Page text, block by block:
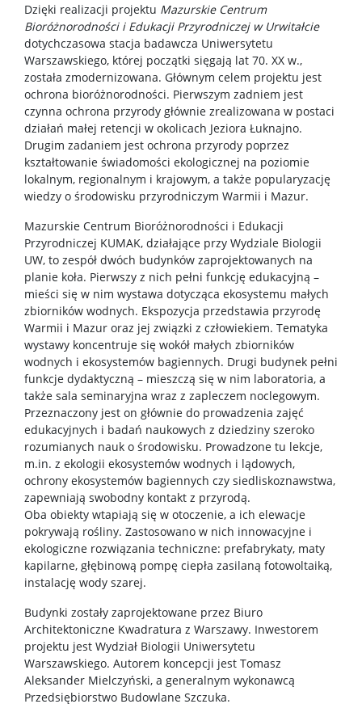
Dzięki realizacji projektu Mazurskie Centrum
Bioróżnorodności i Edukacji Przyrodniczej w Urwitałcie
dotychczasowa stacja badawcza Uniwersytetu
Warszawskiego, której początki sięgają lat 70. XX w.,
została zmodernizowana. Głównym celem projektu jest
ochrona bioróżnorodności. Pierwszym zadniem jest
czynna ochrona przyrody głównie zrealizowana w postaci
działań małej retencji w okolicach Jeziora Łuknajno.
Drugim zadaniem jest ochrona przyrody poprzez
kształtowanie świadomości ekologicznej na poziomie
lokalnym, regionalnym i krajowym, a także popularyzację
wiedzy o środowisku przyrodniczym Warmii i Mazur.
Mazurskie Centrum Bioróżnorodności i Edukacji
Przyrodniczej KUMAK, działające przy Wydziale Biologii
UW, to zespół dwóch budynków zaprojektowanych na
planie koła. Pierwszy z nich pełni funkcję edukacyjną –
mieści się w nim wystawa dotycząca ekosystemu małych
zbiorników wodnych. Ekspozycja przedstawia przyrodę
Warmii i Mazur oraz jej związki z człowiekiem. Tematyka
wystawy koncentruje się wokół małych zbiorników
wodnych i ekosystemów bagiennych. Drugi budynek pełni
funkcje dydaktyczną – mieszczą się w nim laboratoria, a
także sala seminaryjna wraz z zapleczem noclegowym.
Przeznaczony jest on głównie do prowadzenia zajęć
edukacyjnych i badań naukowych z dziedziny szeroko
rozumianych nauk o środowisku. Prowadzone tu lekcje,
m.in. z ekologii ekosystemów wodnych i lądowych,
ochrony ekosystemów bagiennych czy siedliskoznawstwa,
zapewniają swobodny kontakt z przyrodą.
Oba obiekty wtapiają się w otoczenie, a ich elewacje
pokrywają rośliny. Zastosowano w nich innowacyjne i
ekologiczne rozwiązania techniczne: prefabrykaty, maty
kapilarne, głębinową pompę ciepła zasilaną fotowoltaiką,
instalację wody szarej.
Budynki zostały zaprojektowane przez Biuro
Architektoniczne Kwadratura z Warszawy. Inwestorem
projektu jest Wydział Biologii Uniwersytetu
Warszawskiego. Autorem koncepcji jest Tomasz
Aleksander Mielczyński, a generalnym wykonawcą
Przedsiębiorstwo Budowlane Szczuka.